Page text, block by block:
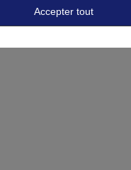
Accepter tout